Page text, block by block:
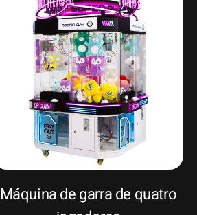
Máquina de garra de quatro